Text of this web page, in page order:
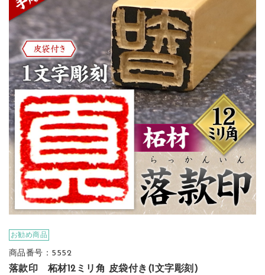
お勧め商品
商品番号：5552
落款印 柘材12ミリ角 皮袋付き(1文字彫刻)